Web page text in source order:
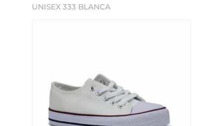
UNISEX 333 BLANCA